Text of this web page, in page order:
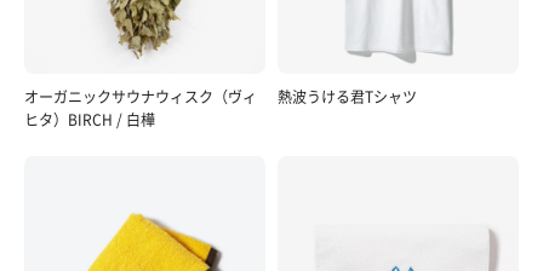
オーガニックサウナウィスク（ヴィ
ヒタ）BIRCH / 白樺
熱波うける君Tシャツ